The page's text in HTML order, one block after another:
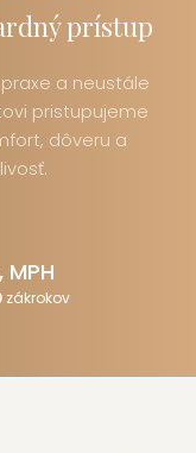
prístup
a neustále
pristupujeme
dôveru a
zákrokov